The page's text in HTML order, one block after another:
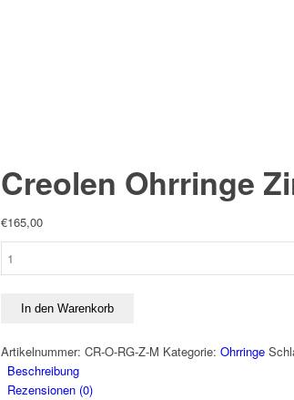
Creolen Ohrringe
€165,00
Menge
In den Warenkorb
Artikelnummer: CR-O-RG-Z-M Kategorie: Ohrringe
Beschreibung
Rezensionen (0)